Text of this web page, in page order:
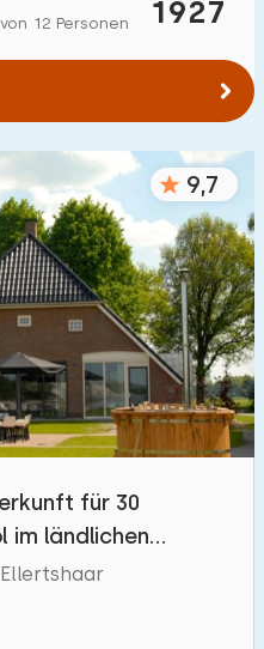
1927
12 Personen
9,7
für 30
im ländlichen